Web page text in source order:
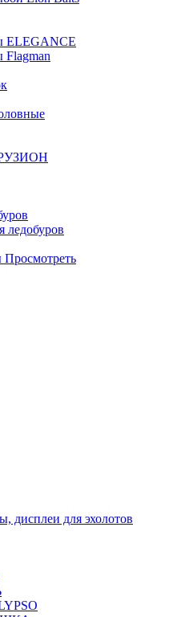
ELEGANCE
Flagman
ледобуров
Просмотреть
дисплеи для эхолотов